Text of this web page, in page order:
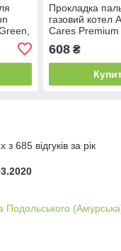
Прокладка
газовий котел
Cares Premium
60001863
608₴
685 відгуків за рік